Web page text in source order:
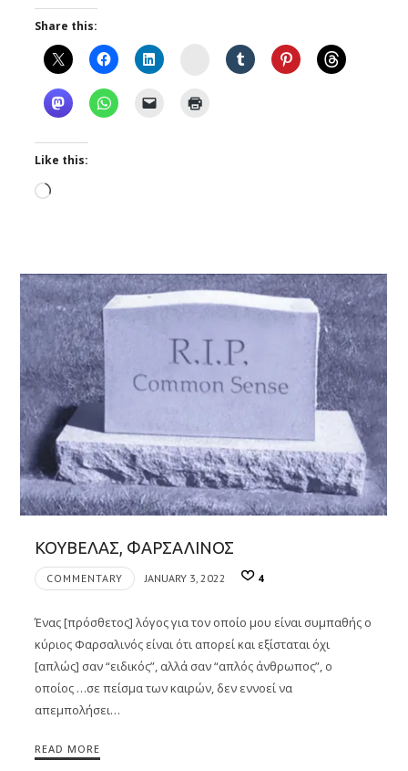
Share this:
Instagram
Like this:
Loading…
ΚΟΥΒΕΛΑΣ, ΦΑΡΣΑΛΙΝΟΣ
COMMENTARY JANUARY 3, 2022 4
Ένας [πρόσθετος] λόγος για τον οποίο μου είναι συμπαθής ο
κύριος Φαρσαλινός είναι ότι απορεί και εξίσταται όχι
[απλώς] σαν “ειδικός”, αλλά σαν “απλός άνθρωπος”, ο
οποίος …σε πείσμα των καιρών, δεν εννοεί να
απεμπολήσει…
READ MORE